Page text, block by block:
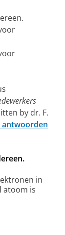
by dr. F.
antwoorden
in
atoom is